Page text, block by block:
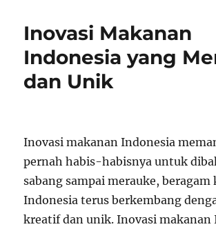
Inovasi Makanan
Indonesia yang
dan Unik
Inovasi makanan Indonesia
pernah habis-habisnya untuk
sabang sampai merauke,
Indonesia terus berkembang
kreatif dan unik. Inovasi makanan